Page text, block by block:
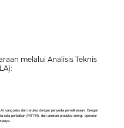
melalui Analisis Teknis
yang jelas dan terukur dengan penyedia pemeliharaan. Dengan
rata perbaikan (MTTR), dan jaminan produksi energi, operator